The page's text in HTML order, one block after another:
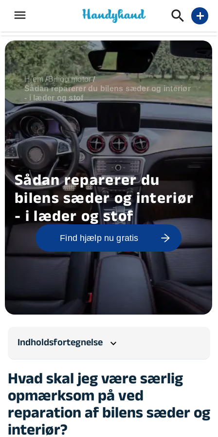
menu add
Hjem /Bil og motor /
Sådan reparerer du bilens sæder og interiør
- i læder og stof
Sådan reparerer du
bilens sæder og interiør
- i læder og stof
Find hjælp nu gratis
Indholdsfortegnelse expand_more
Hvad skal jeg være særlig
opmærksom på ved
reparation af bilens sæder og
interiør?